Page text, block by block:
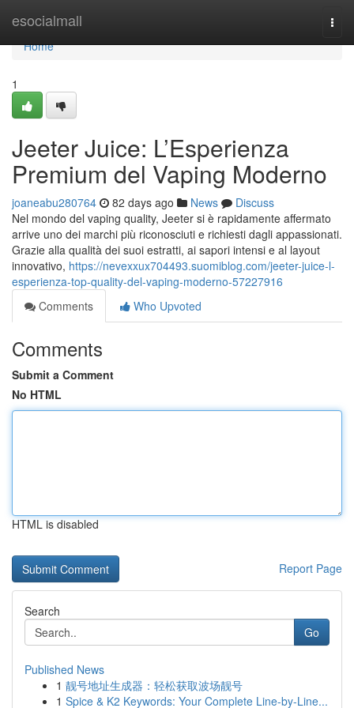
esocialmall
Home
Home
1
Jeeter Juice: L’Esperienza
Premium del Vaping Moderno
joaneabu280764 82 days ago News
Discuss
Nel mondo del vaping quality, Jeeter si è rapidamente affermato
arrive uno dei marchi più riconosciuti e richiesti dagli appassionati.
Grazie alla qualità dei suoi estratti, ai sapori intensi e al layout
innovativo, https://nevexxux704493.suomiblog.com/jeeter-juice-l-
esperienza-top-quality-del-vaping-moderno-57227916
Comments
Who Upvoted
Comments
Submit a Comment
No HTML
HTML is disabled
Report Page
Search
Go
Published News
1 靓号地址生成器：轻松获取波场靓号
1 Spice & K2 Keywords: Your Complete Line-by-Line...